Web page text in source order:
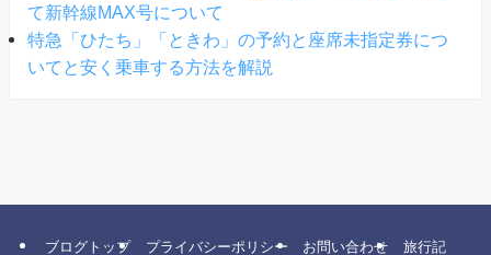
て新幹線MAX号について
特急「ひたち」「ときわ」の予約と座席未指定券につ
いてと安く乗車する方法を解説
ブログトップ プライバシーポリシー お問い合わせ 旅行記